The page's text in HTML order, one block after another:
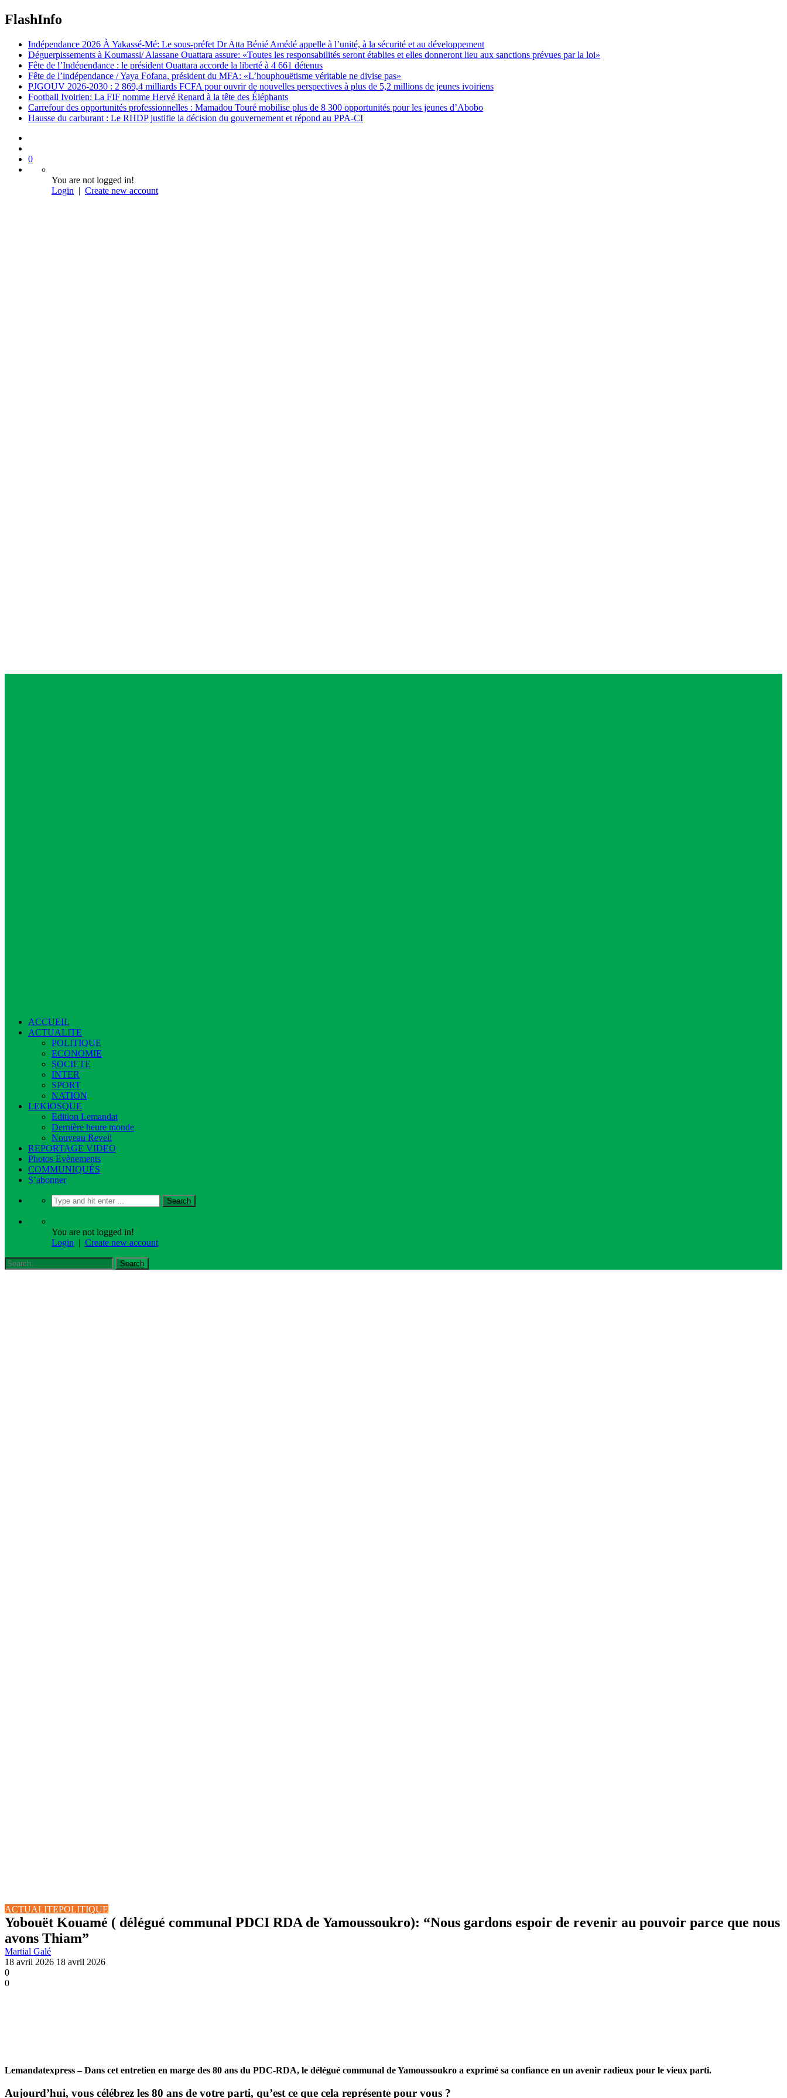
FlashInfo
Indépendance 2026 À Yakassé-Mé: Le sous-préfet Dr Atta Bénié Amédé appelle à l’unité, à la sécurité et au développement
Déguerpissements à Koumassi/ Alassane Ouattara assure: «Toutes les responsabilités seront établies et elles donneront lieu aux sanctions prévues par la loi»
Fête de l’Indépendance : le président Ouattara accorde la liberté à 4 661 détenus
Fête de l’indépendance / Yaya Fofana, président du MFA: «L’houphouëtisme véritable ne divise pas»
PJGOUV 2026-2030 : 2 869,4 milliards FCFA pour ouvrir de nouvelles perspectives à plus de 5,2 millions de jeunes ivoiriens
Football Ivoirien: La FIF nomme Hervé Renard à la tête des Éléphants
Carrefour des opportunités professionnelles : Mamadou Touré mobilise plus de 8 300 opportunités pour les jeunes d’Abobo
Hausse du carburant : Le RHDP justifie la décision du gouvernement et répond au PPA-CI
0
You are not logged in!
Login | Create new account
ACCUEIL
ACTUALITE
POLITIQUE
ECONOMIE
SOCIETE
INTER
SPORT
NATION
LEKIOSQUE
Edition Lemandat
Dernière heure monde
Nouveau Reveil
REPORTAGE VIDEO
Photos Evènements
COMMUNIQUÉS
S’abonner
You are not logged in!
Login | Create new account
ACTUALITEPOLITIQUE
Yobouët Kouamé ( délégué communal PDCI RDA de Yamoussoukro): “Nous gardons espoir de revenir au pouvoir parce que nous
avons Thiam”
Martial Galé
18 avril 2026 18 avril 2026
0
0
Lemandatexpress – Dans cet entretien en marge des 80 ans du PDC-RDA, le délégué communal de Yamoussoukro a exprimé sa confiance en un avenir radieux pour le vieux parti.
Aujourd’hui, vous célébrez les 80 ans de votre parti, qu’est ce que cela représente pour vous ?